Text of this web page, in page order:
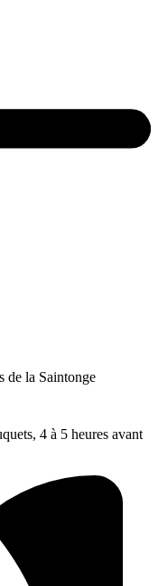
de la Saintonge
4 à 5 heures avant